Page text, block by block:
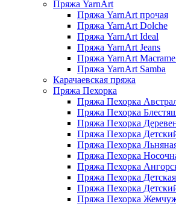
Пряжа YarnArt
Пряжа YarnArt прочая
Пряжа YarnArt Dolche
Пряжа YarnArt Ideal
Пряжа YarnArt Jeans
Пряжа YarnArt
Пряжа YarnArt Samba
Карачаевская пряжа
Пряжа Пехорка
Пряжа Пехорка
Пряжа Пехорка
Пряжа Пехорка
Пряжа Пехорка
Пряжа Пехорка
Пряжа Пехорка
Пряжа Пехорка
Пряжа Пехорка
Пряжа Пехорка
Пряжа Пехорка